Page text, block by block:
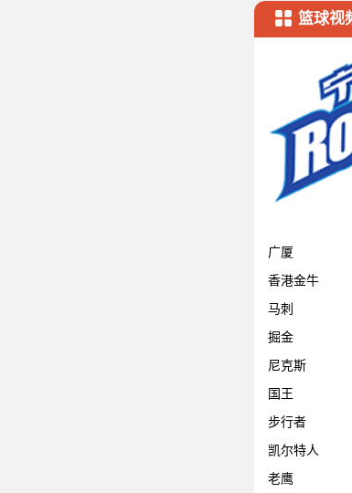
篮球视
广厦
香港金牛
马刺
掘金
尼克斯
国王
步行者
凯尔特人
老鹰